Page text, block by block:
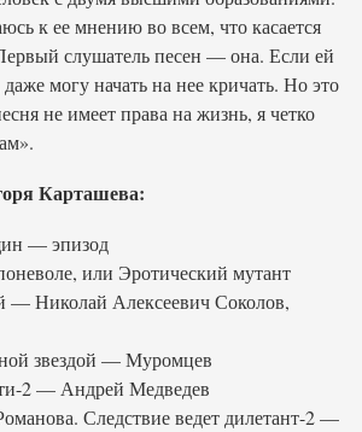
к ее мнению во всем, что касается
слушатель песен — она. Если ей
могу начать на нее кричать. Но это
не имеет права на жизнь, я четко
Карташева:
— эпизод
или Эротический мутант
— Николай Алексеевич Соколов,
звездой — Муромцев
2 — Андрей Медведев
Следствие ведет дилетант-2 —